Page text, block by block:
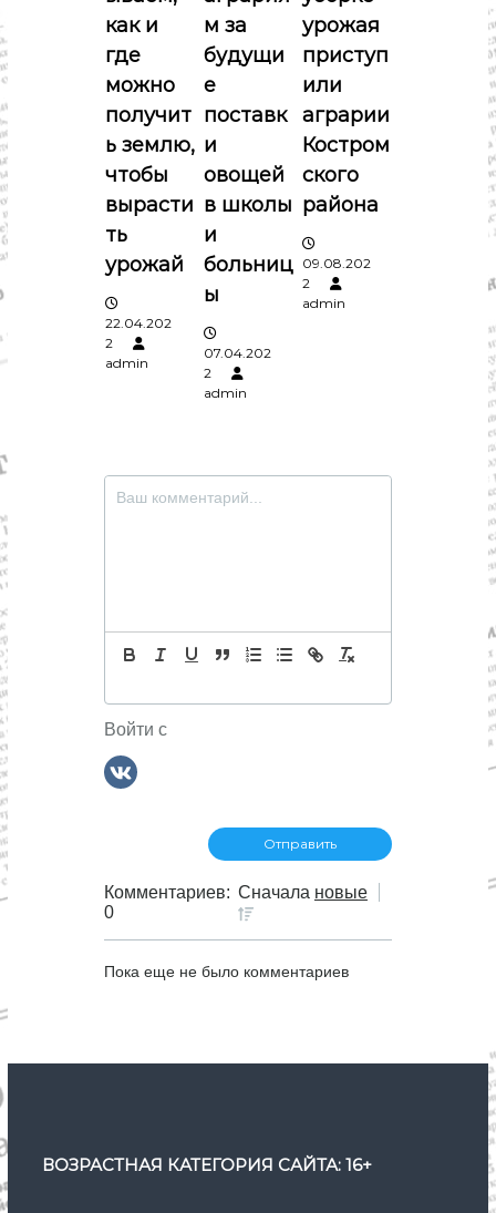
з
а
п
и
с
я
м
как и
где
можно
получит
ь землю,
чтобы
вырасти
ть
урожай
22.04.202
2
admin
м за
будущи
е
поставк
и
овощей
в школы
и
больниц
ы
07.04.202
2
admin
урожая
приступ
или
аграрии
Костром
ского
района
09.08.202
2
admin
Войти с
Комментариев:
0
Сначала новые
Пока еще не было комментариев
ВОЗРАСТНАЯ КАТЕГОРИЯ САЙТА: 16+